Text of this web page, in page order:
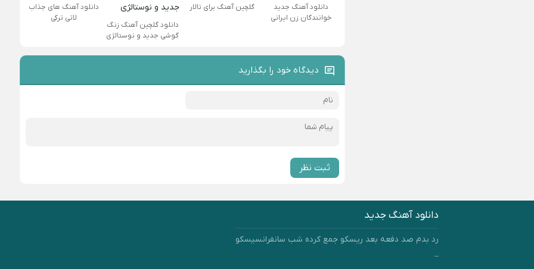
دانلود آهنگ جدید
خوانندگان زن ایرانی
گلچین آهنگ برای تالار
دانلود گلچین آهنگ زنگ
گوشی جدید و نوستالژی
دانلود آهنگ های جذاب
لاتی ترکی
دیدگاه خود را بگذارید
ثبت نظر
دانلود آهنگ جدید
رد بدم صد دفعه بعد ریسکو جمع کرده شب سانفرانسیسکو
–